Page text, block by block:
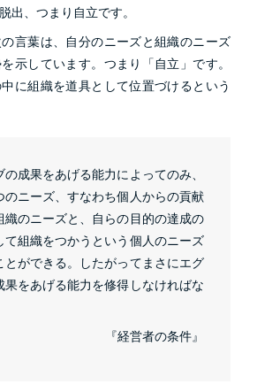
出、つまり自立です。
言葉は、自分のニーズと組織のニーズ
示しています。つまり「自立」です。
に組織を道具として位置づけるという
成果をあげる能力によってのみ、
のニーズ、すなわち個人からの貢献
織のニーズと、自らの目的の達成の
て組織をつかうという個人のニーズ
とができる。したがってまさにエグ
果をあげる能力を修得しなければな
『経営者の条件』